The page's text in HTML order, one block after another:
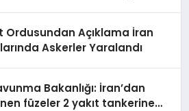
Ordusundan Açıklama İran
Askerler Yaralandı
Bakanlığı: İran’dan
füzeler 2 yakıt tankerine